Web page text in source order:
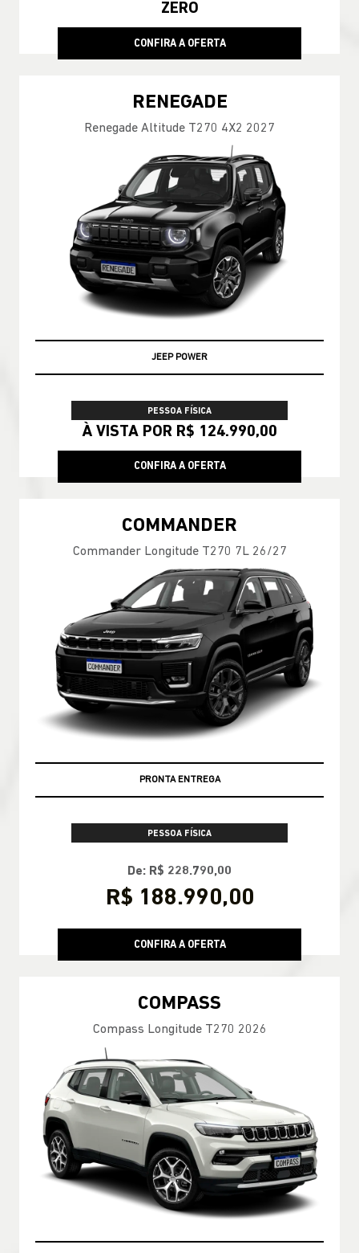
ZERO
CONFIRA A OFERTA
RENEGADE
Renegade Altitude T270 4X2 2027
JEEP POWER
PESSOA FÍSICA
À VISTA POR R$ 124.990,00
CONFIRA A OFERTA
COMMANDER
Commander Longitude T270 7L 26/27
PRONTA ENTREGA
PESSOA FÍSICA
De: R$ 228.790,00
R$ 188.990,00
CONFIRA A OFERTA
COMPASS
Compass Longitude T270 2026